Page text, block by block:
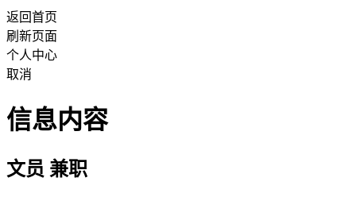
返回首页
刷新页面
个人中心
取消
信息内容
文员 兼职